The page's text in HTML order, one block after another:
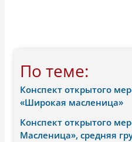
По теме:
Конспект открытого
«Широкая масленица»
Конспект открытого
Масленица», средняя